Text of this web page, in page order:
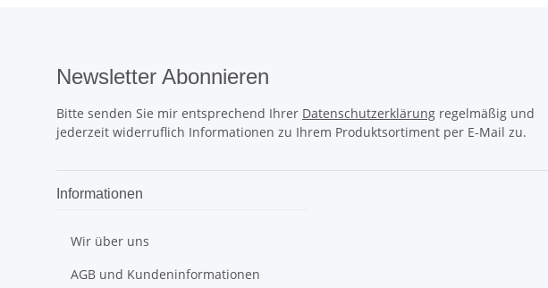
Newsletter Abonnieren
Bitte senden Sie mir entsprechend Ihrer Datenschutzerklärung regelmäßig und
jederzeit widerruflich Informationen zu Ihrem Produktsortiment per E-Mail zu.
Informationen
Wir über uns
AGB und Kundeninformationen